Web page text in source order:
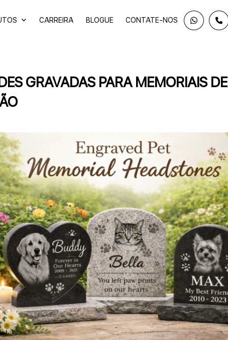
CARREIRA BLOGUE CONTATE-NOS
GRAVADAS PARA MEMORIAIS DE